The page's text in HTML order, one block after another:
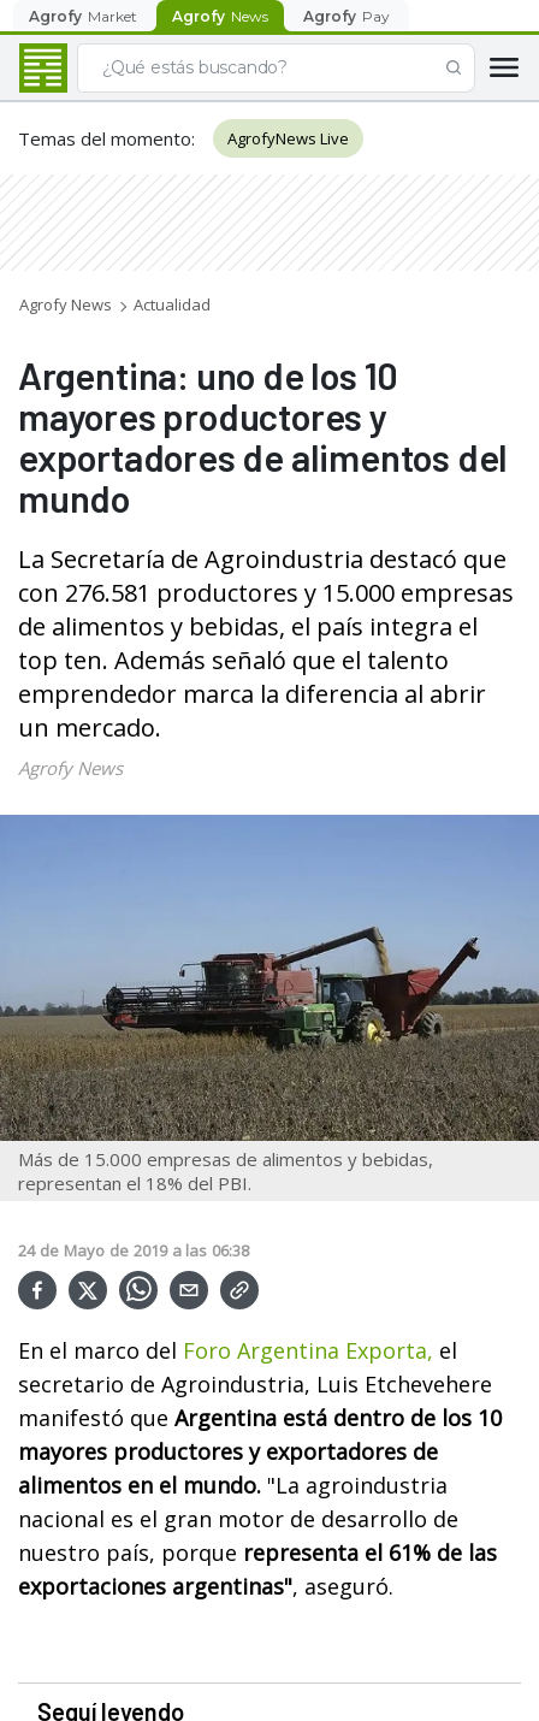
Agrofy Market Agrofy News Agrofy Pay
Temas del momento: AgrofyNews Live
Agrofy News Actualidad
Argentina: uno de los 10
mayores productores y
exportadores de alimentos del
mundo
La Secretaría de Agroindustria destacó que
con 276.581 productores y 15.000 empresas
de alimentos y bebidas, el país integra el
top ten. Además señaló que el talento
emprendedor marca la diferencia al abrir
un mercado.
Agrofy News
Más de 15.000 empresas de alimentos y bebidas,
representan el 18% del PBI.
24 de Mayo de 2019 a las 06:38
En el marco del Foro Argentina Exporta, el
secretario de Agroindustria, Luis Etchevehere
manifestó que Argentina está dentro de los 10
mayores productores y exportadores de
alimentos en el mundo. "La agroindustria
nacional es el gran motor de desarrollo de
nuestro país, porque representa el 61% de las
exportaciones argentinas", aseguró.
Seguí leyendo